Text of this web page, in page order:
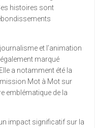
histoires sont
et l’animation
marqué
a notamment été la
Mot à Mot sur
emblématique de la
impact significatif sur la